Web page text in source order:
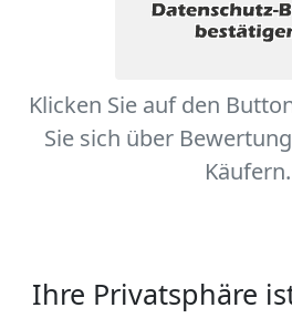
Klicken Sie auf den
Sie sich über
Käufern.
Ihre Privatsphäre